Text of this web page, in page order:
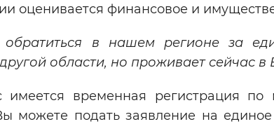
оценивается финансовое и
в нашем регионе за
области, но проживает сейчас
временная регистрация по
можете подать заявление на